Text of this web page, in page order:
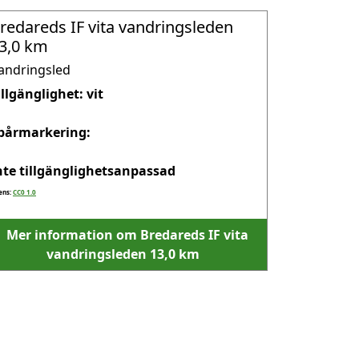
IF vita vandringsleden
km
vit
tillgänglighetsanpassad
CC0 1.0
Mer information om Bredareds IF vita
vandringsleden 13,0 km